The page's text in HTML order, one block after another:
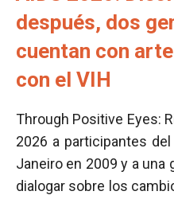
después, dos
cuentan con
con el VIH
Through Positive Eyes:
2026 a participantes
Janeiro en 2009 y a una
dialogar sobre los